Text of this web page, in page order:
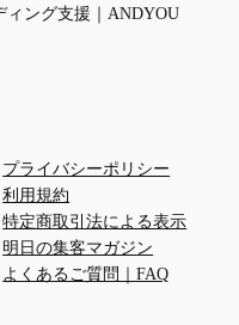
ィング支援｜ANDYOU
プライバシーポリシー
利用規約
特定商取引法による表示
明日の集客マガジン
よくあるご質問｜FAQ